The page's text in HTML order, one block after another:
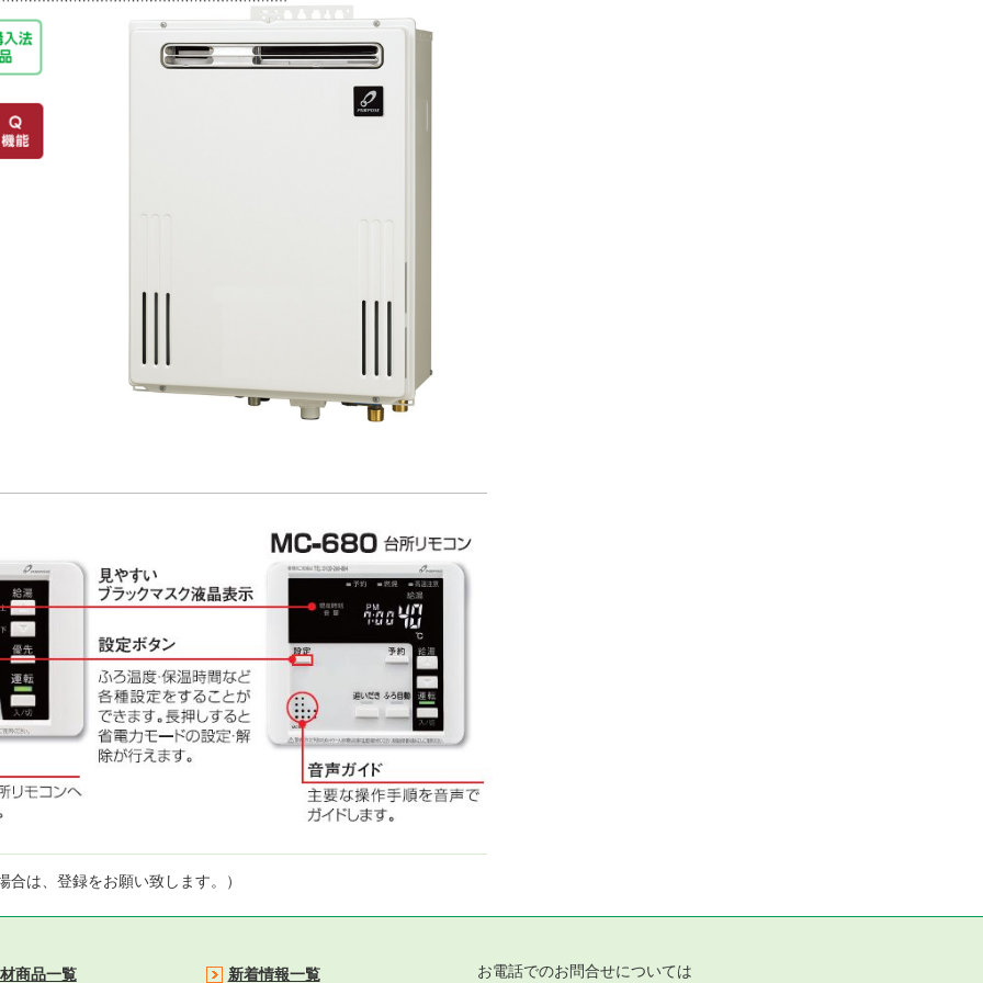
は、登録をお願い致します。）
商品一覧 新着情報一覧 お電話でのお問合せについては